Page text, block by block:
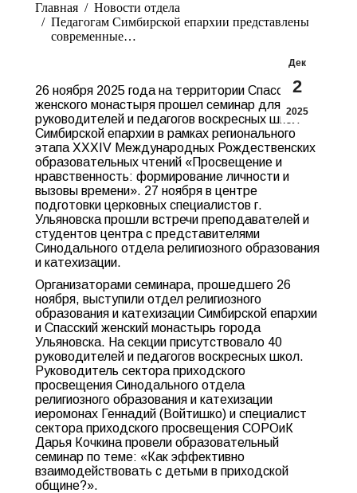
Главная
Новости отдела
Педагогам Симбирской епархии представлены
современные…
Дек
2
2025
26 ноября 2025 года на территории Спасского
женского монастыря прошел семинар для
руководителей и педагогов воскресных школ
Симбирской епархии в рамках регионального
этапа XXXIV Международных Рождественских
образовательных чтений «Просвещение и
нравственность: формирование личности и
вызовы времени». 27 ноября в центре
подготовки церковных специалистов г.
Ульяновска прошли встречи преподавателей и
студентов центра с представителями
Синодального отдела религиозного образования
и катехизации.
Организаторами семинара, прошедшего 26
ноября, выступили отдел религиозного
образования и катехизации Симбирской епархии
и Спасский женский монастырь города
Ульяновска. На секции присутствовало 40
руководителей и педагогов воскресных школ.
Руководитель сектора приходского
просвещения Синодального отдела
религиозного образования и катехизации
иеромонах Геннадий (Войтишко) и специалист
сектора приходского просвещения СОРОиК
Дарья Кочкина провели образовательный
семинар по теме: «Как эффективно
взаимодействовать с детьми в приходской
общине?».